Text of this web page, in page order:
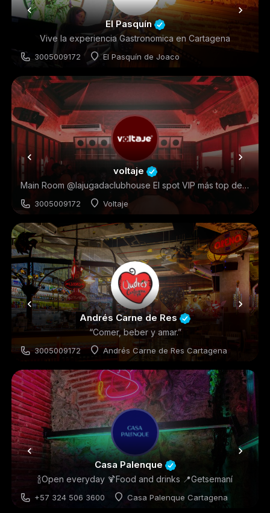
El Pasquín
Vive la experiencia Gastronomica en Cartagena
3005009172 El Pasquín de Joaco
voltaje
Main Room @lajugadaclubhouse El spot VIP más top de Cartagena ⚡️ Somos @grupolamovida.co
3005009172 Voltaje
Andrés Carne de Res
“Comer, beber y amar.”
3005009172 Andrés Carne de Res Cartagena
Restaurantes
Casa Palenque
🍾Open everyday 🍹Food and drinks 📍Getsemaní
+57 324 506 3600 Casa Palenque Cartagena